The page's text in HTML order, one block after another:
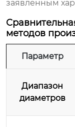
заявленным
методов
Параметр
Диапазон
диаметров